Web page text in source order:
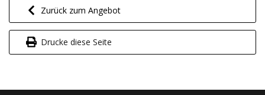
Zurück zum Angebot
Drucke diese Seite